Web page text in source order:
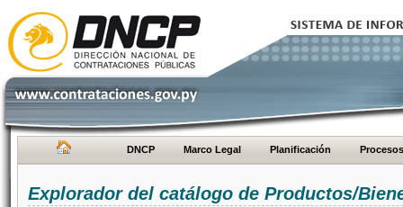
DNCP Marco Legal Planificación Procesos
Explorador del catálogo de Productos/